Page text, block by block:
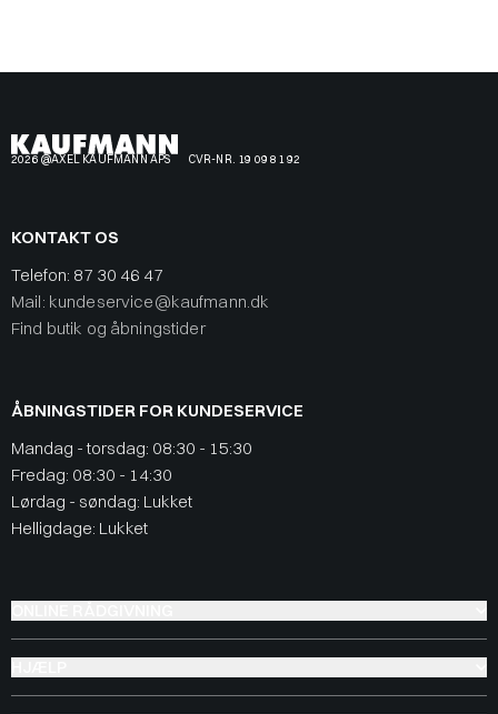
2026 @AXEL KAUFMANN APS CVR-NR. 19 09 81 92
KONTAKT OS
Telefon: 87 30 46 47
Mail: kundeservice@kaufmann.dk
Find butik og åbningstider
ÅBNINGSTIDER FOR KUNDESERVICE
Mandag - torsdag: 08:30 - 15:30
Fredag: 08:30 - 14:30
Lørdag - søndag: Lukket
Helligdage: Lukket